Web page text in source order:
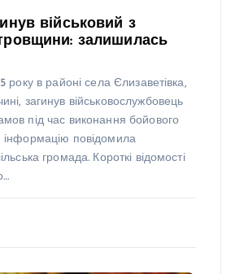
військовий з
залишилась
року в районі села Єлизаветівка,
загинув військовослужбовець
під час виконання бойового
повідомила
громада. Короткі відомості